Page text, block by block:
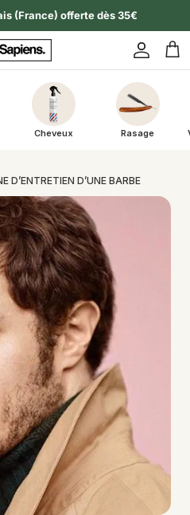
(France) offerte dès 35€
Compte
Cheveux Rasage
D’ENTRETIEN D’UNE BARBE